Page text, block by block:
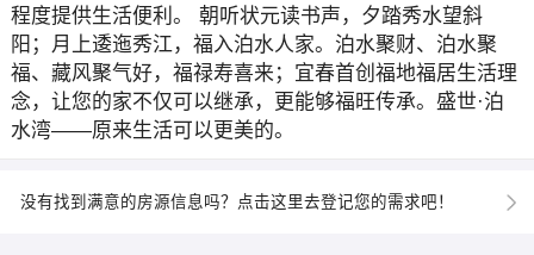
程度提供生活便利。 朝听状元读书声，夕踏秀水望斜
阳；月上逶迤秀江，福入泊水人家。泊水聚财、泊水聚
福、藏风聚气好，福禄寿喜来；宜春首创福地福居生活理
念，让您的家不仅可以继承，更能够福旺传承。盛世·泊
水湾——原来生活可以更美的。
没有找到满意的房源信息吗？点击这里去登记您的需求吧！